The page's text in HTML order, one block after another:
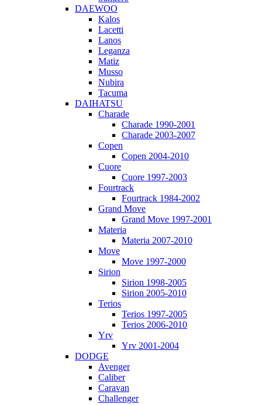
DAEWOO
Kalos
Lacetti
Lanos
Leganza
Matiz
Musso
Nubira
Tacuma
DAIHATSU
Charade
Charade 1990-2001
Charade 2003-2007
Copen
Copen 2004-2010
Cuore
Cuore 1997-2003
Fourtrack
Fourtrack 1984-2002
Grand Move
Grand Move 1997-2001
Materia
Materia 2007-2010
Move
Move 1997-2000
Sirion
Sirion 1998-2005
Sirion 2005-2010
Terios
Terios 1997-2005
Terios 2006-2010
Yrv
Yrv 2001-2004
DODGE
Avenger
Caliber
Caravan
Challenger